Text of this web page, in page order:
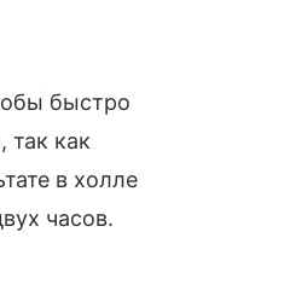
быстро
так как
в холле
часов.